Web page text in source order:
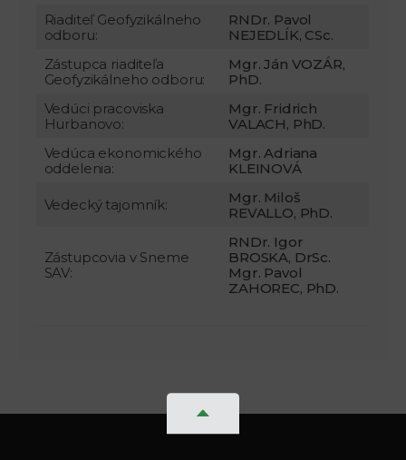
Riaditeľ Geofyzikálneho
odboru:
RNDr. Pavol
NEJEDLÍK, CSc.
Zástupca riaditeľa
Geofyzikálneho odboru:
Mgr. Ján VOZÁR,
PhD.
Vedúci pracoviska
Hurbanovo:
Mgr. Fridrich
VALACH, PhD.
Vedúca ekonomického
oddelenia:
Mgr. Adriana
KLEINOVÁ
Vedecký tajomník:
Mgr. Miloš
REVALLO, PhD.
Zástupcovia v Sneme
SAV:
RNDr. Igor
BROSKA, DrSc.
Mgr. Pavol
ZAHOREC, PhD.